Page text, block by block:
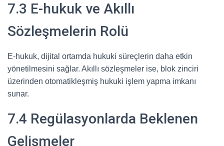
7.3 E-hukuk ve Akıllı
Sözleşmelerin Rolü
E-hukuk, dijital ortamda hukuki süreçlerin daha etkin
yönetilmesini sağlar. Akıllı sözleşmeler ise, blok zinciri
üzerinden otomatikleşmiş hukuki işlem yapma imkanı
sunar.
7.4 Regülasyonlarda Beklenen
Gelişmeler